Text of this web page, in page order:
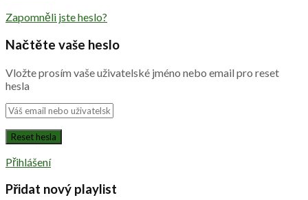
Zapomněli jste heslo?
Načtěte vaše heslo
Vložte prosím vaše uživatelské jméno nebo email pro reset
hesla
Přihlášení
Přidat nový playlist